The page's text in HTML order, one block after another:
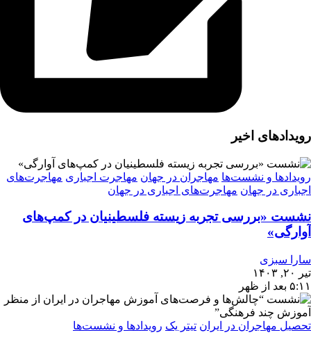
رویدادهای اخیر
رویدادها و نشست‌ها مهاجران در جهان مهاجرت اجباری مهاجرت‌های
اجباری در جهان مهاجرت‌های اجباری در جهان
نشست «بررسی تجربه‌ زیسته فلسطینیان در کمپ‌های
آوارگی»
سارا سبزی
تیر ۲۰, ۱۴۰۳
۵:۱۱ بعد از ظهر
تحصیل مهاجران در ایران تیتر یک رویدادها و نشست‌ها